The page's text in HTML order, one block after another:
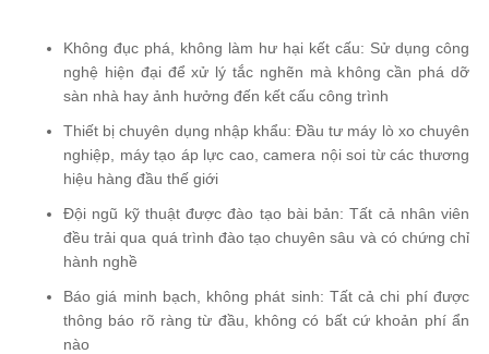
Không đục phá, không làm hư hại kết cấu: Sử dụng công
nghệ hiện đại để xử lý tắc nghẽn mà không cần phá dỡ
sàn nhà hay ảnh hưởng đến kết cấu công trình
Thiết bị chuyên dụng nhập khẩu: Đầu tư máy lò xo chuyên
nghiệp, máy tạo áp lực cao, camera nội soi từ các thương
hiệu hàng đầu thế giới
Đội ngũ kỹ thuật được đào tạo bài bản: Tất cả nhân viên
đều trải qua quá trình đào tạo chuyên sâu và có chứng chỉ
hành nghề
Báo giá minh bạch, không phát sinh: Tất cả chi phí được
thông báo rõ ràng từ đầu, không có bất cứ khoản phí ẩn
nào